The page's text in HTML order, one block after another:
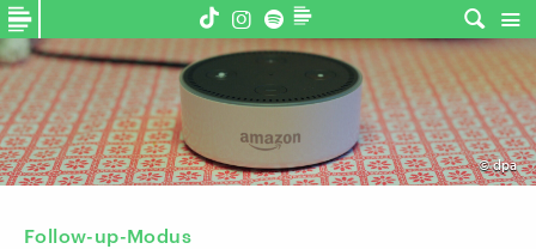
©dpa
Follow-up-Modus